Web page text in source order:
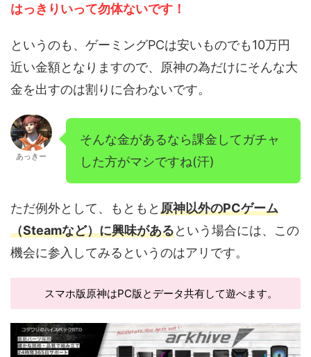
はっきりいって勿体ないです！
というのも、ゲーミングPCは安いものでも10万円
近い金額となりますので、原神の為だけにそんな大
金を出すのは割りに合わないです。
あっきー
そんな金があるなら課金してガチャ
した方がマシですね(汗)
ただ例外として、もともと原神以外のPCゲーム
（Steamなど）に興味があるという場合には、この
機会に参入してみるというのはアリです。
スマホ版原神はPC版とデータ共有して遊べます。